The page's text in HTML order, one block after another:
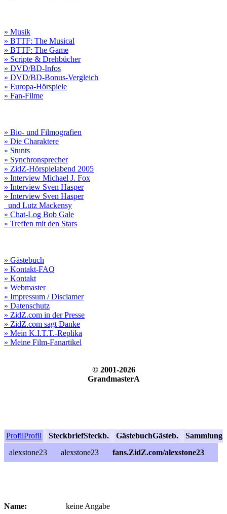
» Musik
» BTTF: The Musical
» BTTF: The Game
» Scripte & Drehbücher
» DVD/BD-Infos
» DVD/BD-Bonus-Vergleich
» Europa-Hörspiele
» Fan-Filme
» Bio- und Filmografien
» Die Charaktere
» Stunts
» Synchronsprecher
» ZidZ-Hörspielabend 2005
» Interview Michael J. Fox
» Interview Sven Hasper
» Interview Sven Hasper
und Lutz Mackensy
» Chat-Log Bob Gale
» Treffen mit den Stars
» Gästebuch
» Kontakt-FAQ
» Kontakt
» Webmaster
» Impressum / Disclamer
» Datenschutz
» ZidZ.com in der Presse
» ZidZ.com sagt Danke
» Mein K.I.T.T.-Replika
» Meine Film-Fanartikel
© 2001-2026
GrandmasterA
ProfilProfil SteckbriefSteckb. GästebuchGästeb. Sammlung
alexstone23
alexstone23 fans.ZidZ.com/alexstone23
Name:
keine Angabe